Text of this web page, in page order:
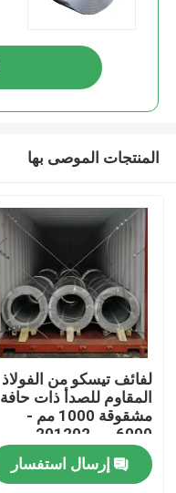
مسكن
منتجات
معلومات عنا
المنتجات الموصى بها
لفائف تيسكو من الفولاذ
المقاوم للصدأ ذات حافة
مشقوقة 1000 مم -
6000 مم 201202
إرسال استفسار